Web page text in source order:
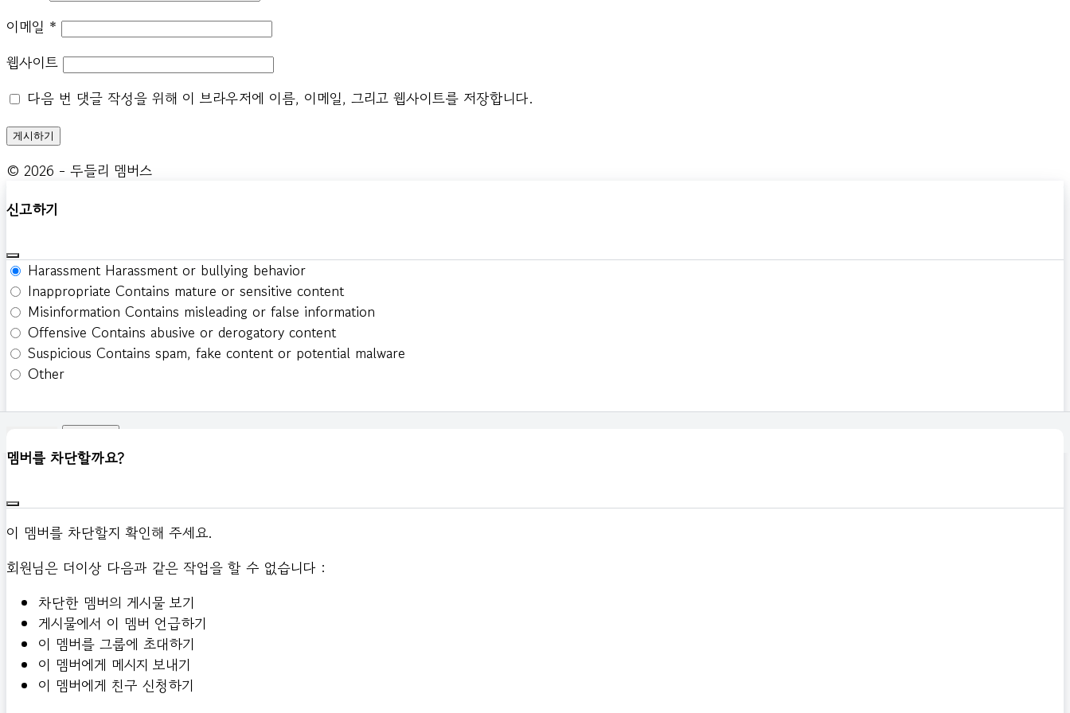
이메일 *
웹사이트
다음 번 댓글 작성을 위해 이 브라우저에 이름, 이메일, 그리고 웹사이트를 저장합니다.
© 2026 - 두들리 멤버스
신고하기
Harassment Harassment or bullying behavior
Inappropriate Contains mature or sensitive content
Misinformation Contains misleading or false information
Offensive Contains abusive or derogatory content
Suspicious Contains spam, fake content or potential malware
Other
멤버를 차단할까요?
이 멤버를 차단할지 확인해 주세요.
회원님은 더이상 다음과 같은 작업을 할 수 없습니다 :
차단한 멤버의 게시물 보기
게시물에서 이 멤버 언급하기
이 멤버를 그룹에 초대하기
이 멤버에게 메시지 보내기
이 멤버에게 친구 신청하기